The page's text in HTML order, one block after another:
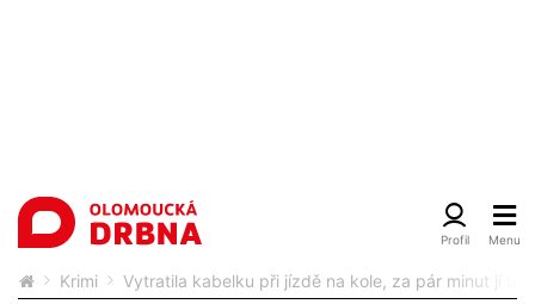
Krimi Vytratila kabelku při jízdě na kole, za pár minut jí